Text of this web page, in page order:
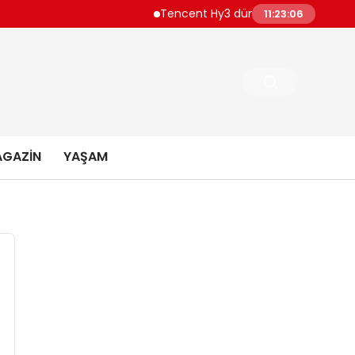
Tencent Hy3 dünya genelinde
11:23:07
YAŞAM